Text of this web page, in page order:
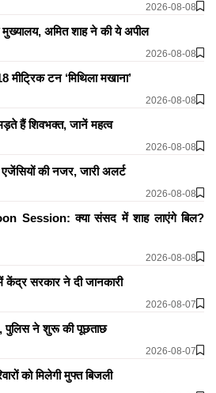
2026-08-08
मुख्यालय, अमित शाह ने की ये अपील
2026-08-08
मीट्रिक टन ‘मिथिला मखाना’
2026-08-08
हैं शिवभक्त, जानें महत्व
2026-08-08
की नजर, जारी अलर्ट
2026-08-08
Session: क्या संसद में शाह लाएंगे बिल?
2026-08-08
केंद्र सरकार ने दी जानकारी
2026-08-07
पुलिस ने शुरू की पूछताछ
2026-08-07
को मिलेगी मुफ्त बिजली